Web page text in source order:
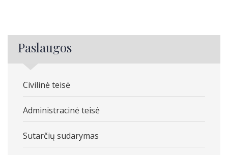
Paslaugos
Civilinė teisė
Administracinė teisė
Sutarčių sudarymas